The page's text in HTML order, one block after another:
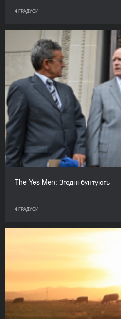
4 ГРАДУСИ
The Yes Men: Згодні бунтують
4 ГРАДУСИ